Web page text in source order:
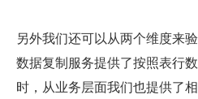
另外我们还可以从两个维度来
数据复制服务提供了按照表行
时，从业务层面我们也提供了